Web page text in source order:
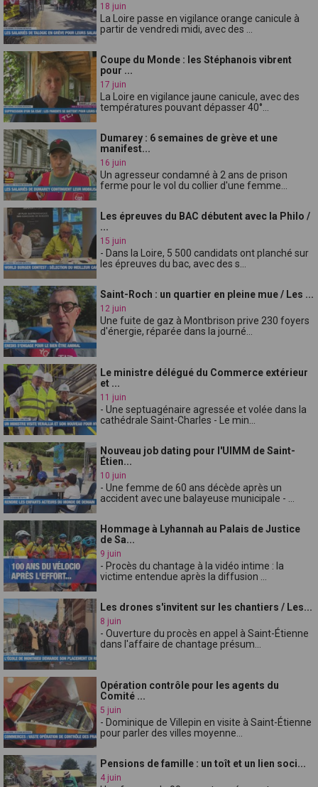
18 juin
La Loire passe en vigilance orange canicule à
partir de vendredi midi, avec des ...
Coupe du Monde : les Stéphanois vibrent
pour ...
17 juin
La Loire en vigilance jaune canicule, avec des
températures pouvant dépasser 40°...
Dumarey : 6 semaines de grève et une
manifest...
16 juin
Un agresseur condamné à 2 ans de prison
ferme pour le vol du collier d'une femme...
Les épreuves du BAC débutent avec la Philo /
...
15 juin
- Dans la Loire, 5 500 candidats ont planché sur
les épreuves du bac, avec des s...
Saint-Roch : un quartier en pleine mue / Les ...
12 juin
Une fuite de gaz à Montbrison prive 230 foyers
d'énergie, réparée dans la journé...
Le ministre délégué du Commerce extérieur
et ...
11 juin
- Une septuagénaire agressée et volée dans la
cathédrale Saint-Charles - Le min...
Nouveau job dating pour l'UIMM de Saint-
Étien...
10 juin
- Une femme de 60 ans décède après un
accident avec une balayeuse municipale - ...
Hommage à Lyhannah au Palais de Justice
de Sa...
9 juin
- Procès du chantage à la vidéo intime : la
victime entendue après la diffusion ...
Les drones s'invitent sur les chantiers / Les...
8 juin
- Ouverture du procès en appel à Saint-Étienne
dans l'affaire de chantage présum...
Opération contrôle pour les agents du
Comité ...
5 juin
- Dominique de Villepin en visite à Saint-Étienne
pour parler des villes moyenne...
Pensions de famille : un toît et un lien soci...
4 juin